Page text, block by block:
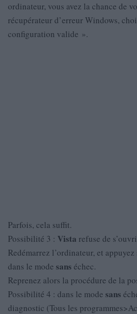
ordinateur, vous avez la chance de
récupérateur d’erreur Windows,
configuration valide ».
Parfois, cela suffit.
Possibilité 3 : Vista refuse de
Redémarrez l’ordinateur, et
dans le mode sans échec.
Reprenez alors la procédure de la
Possibilité 4 : dans le mode sans
diagnostic (Tous les